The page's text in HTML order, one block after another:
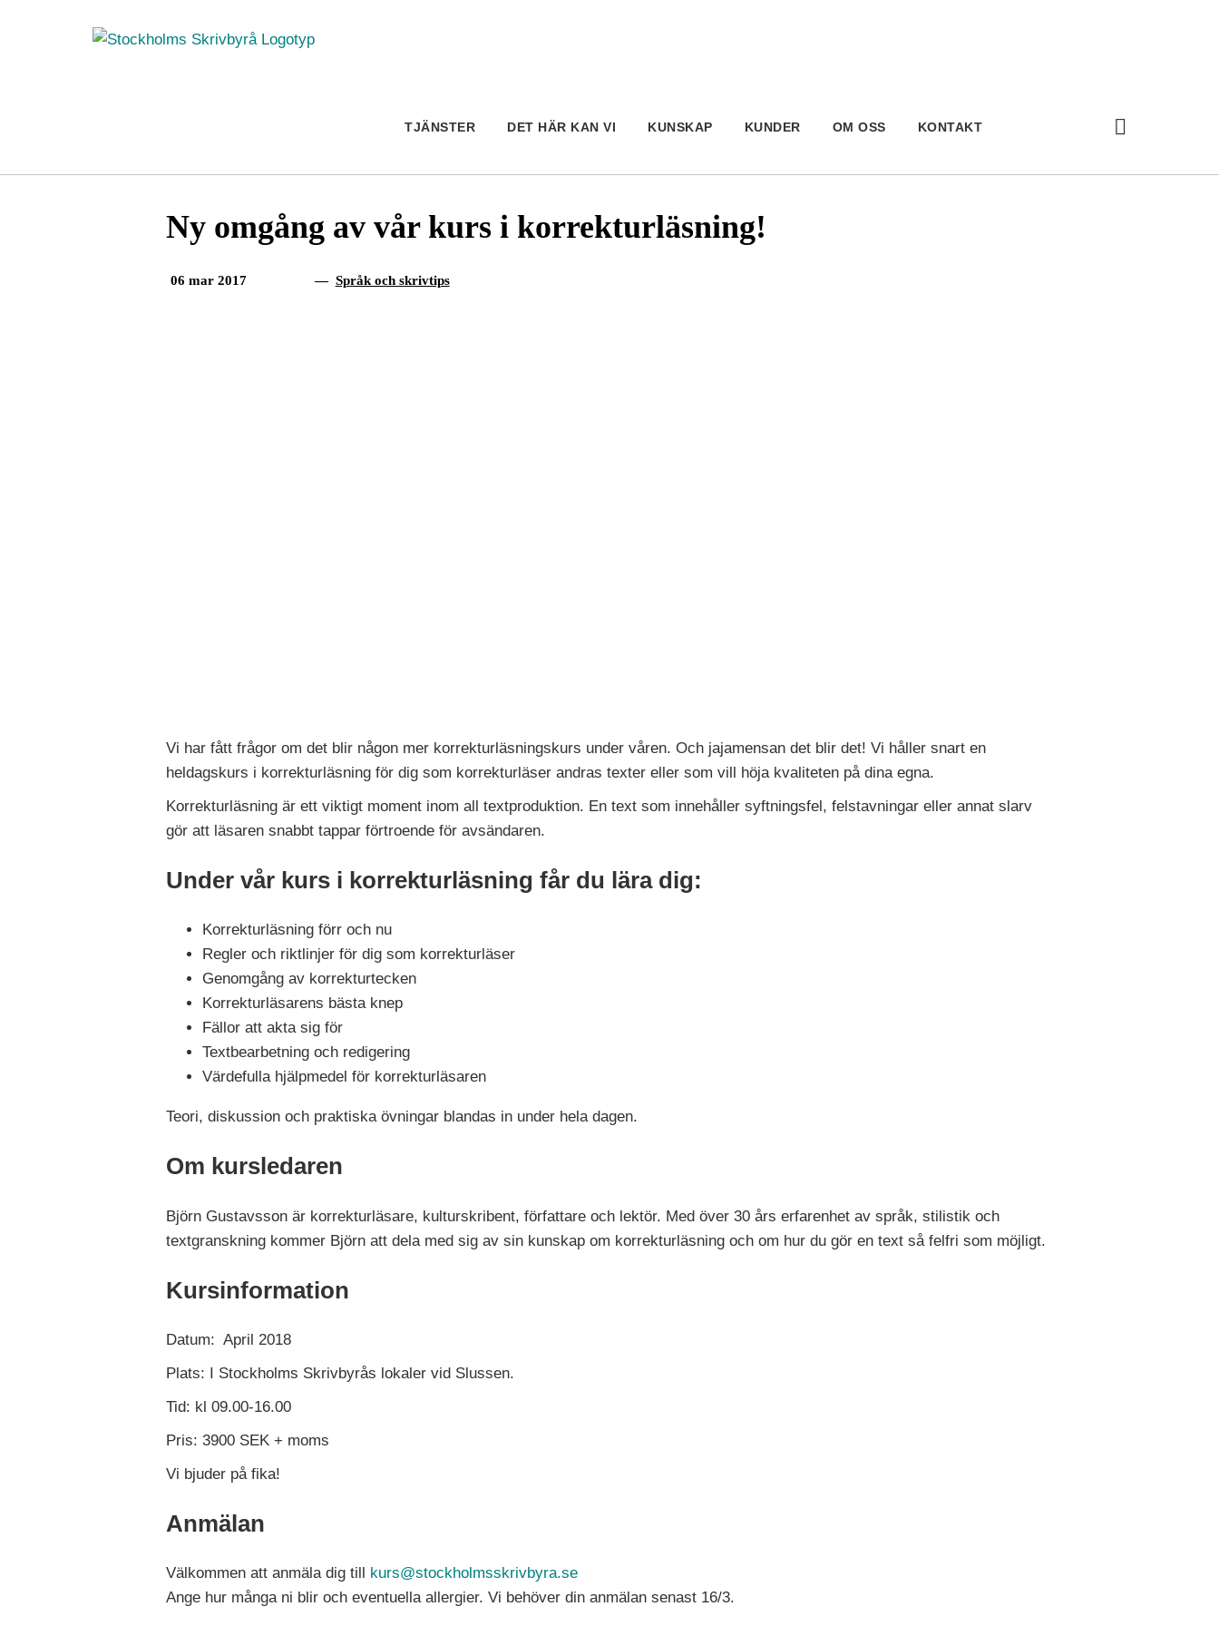
TJÄNSTER DET HÄR KAN VI KUNSKAP KUNDER OM OSS KONTAKT
Ny omgång av vår kurs i korrekturläsning!
06 mar 2017 — Språk och skrivtips
Vi har fått frågor om det blir någon mer korrekturläsningskurs under våren. Och jajamensan det blir det! Vi håller snart en
heldagskurs i korrekturläsning för dig som korrekturläser andras texter eller som vill höja kvaliteten på dina egna.
Korrekturläsning är ett viktigt moment inom all textproduktion. En text som innehåller syftningsfel, felstavningar eller annat slarv
gör att läsaren snabbt tappar förtroende för avsändaren.
Under vår kurs i korrekturläsning får du lära dig:
Korrekturläsning förr och nu
Regler och riktlinjer för dig som korrekturläser
Genomgång av korrekturtecken
Korrekturläsarens bästa knep
Fällor att akta sig för
Textbearbetning och redigering
Värdefulla hjälpmedel för korrekturläsaren
Teori, diskussion och praktiska övningar blandas in under hela dagen.
Om kursledaren
Björn Gustavsson är korrekturläsare, kulturskribent, författare och lektör. Med över 30 års erfarenhet av språk, stilistik och
textgranskning kommer Björn att dela med sig av sin kunskap om korrekturläsning och om hur du gör en text så felfri som möjligt.
Kursinformation
Datum: April 2018
Plats: I Stockholms Skrivbyrås lokaler vid Slussen.
Tid: kl 09.00-16.00
Pris: 3900 SEK + moms
Vi bjuder på fika!
Anmälan
Välkommen att anmäla dig till kurs@stockholmsskrivbyra.se
Ange hur många ni blir och eventuella allergier. Vi behöver din anmälan senast 16/3.